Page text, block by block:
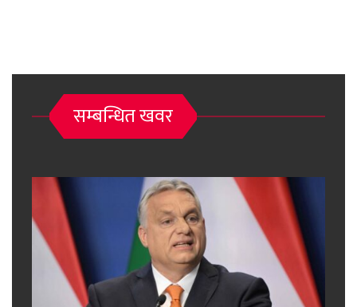
सम्बन्धित खवर